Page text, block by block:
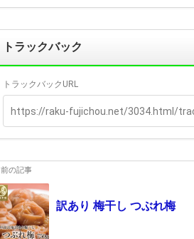
トラックバック
トラックバックURL
前の記事
訳あり 梅干し つぶれ梅